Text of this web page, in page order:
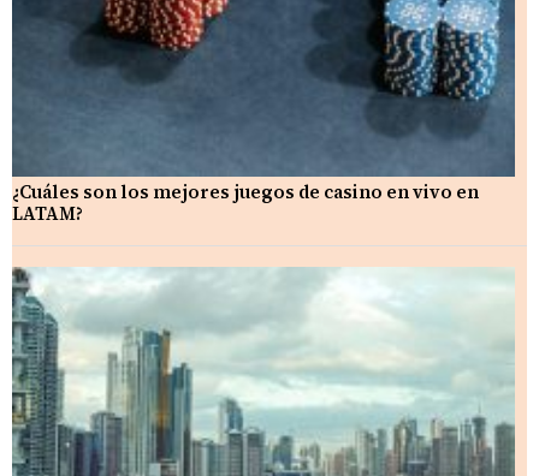
¿Cuáles son los mejores juegos de casino en vivo en
LATAM?